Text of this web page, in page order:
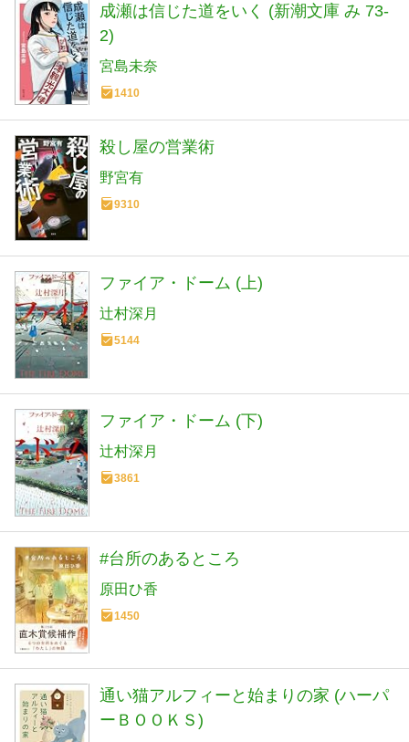
成瀬は信じた道をいく (新潮文庫 み 73-
2)
宮島未奈
1410
殺し屋の営業術
野宮有
9310
ファイア・ドーム (上)
辻村深月
5144
ファイア・ドーム (下)
辻村深月
3861
#台所のあるところ
原田ひ香
1450
通い猫アルフィーと始まりの家 (ハーパ
ーＢＯＯＫＳ)